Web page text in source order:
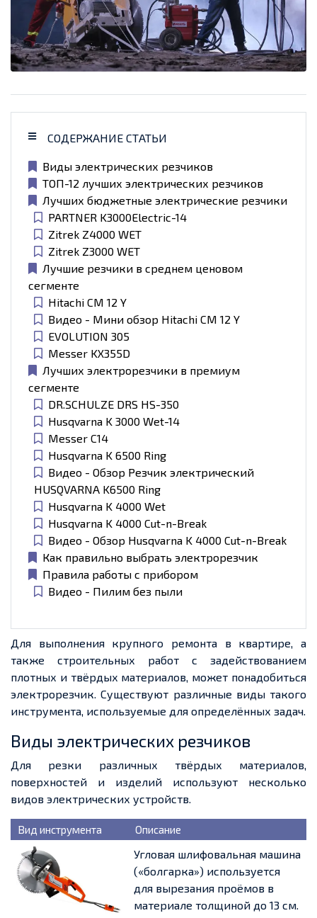
СОДЕРЖАНИЕ СТАТЬИ
Виды электрических резчиков
ТОП-12 лучших электрических резчиков
Лучших бюджетные электрические резчики
PARTNER K3000Electric-14
Zitrek Z4000 WET
Zitrek Z3000 WET
Лучшие резчики в среднем ценовом
сегменте
Hitachi CM 12 Y
Видео - Мини обзор Hitachi CM 12 Y
EVOLUTION 305
Messer KX355D
Лучших электрорезчики в премиум
сегменте
DR.SCHULZE DRS HS-350
Husqvarna K 3000 Wet-14
Messer C14
Husqvarna K 6500 Ring
Видео - Обзор Резчик электрический
HUSQVARNA K6500 Ring
Husqvarna K 4000 Wet
Husqvarna K 4000 Cut-n-Break
Видео - Обзор Husqvarna K 4000 Cut-n-Break
Как правильно выбрать электрорезчик
Правила работы с прибором
Видео - Пилим без пыли
Для выполнения крупного ремонта в квартире, а
также строительных работ с задействованием
плотных и твёрдых материалов, может понадобиться
электрорезчик. Существуют различные виды такого
инструмента, используемые для определённых задач.
Виды электрических резчиков
Для резки различных твёрдых материалов,
поверхностей и изделий используют несколько
видов электрических устройств.
Вид инструмента Описание
Угловая шлифовальная машина
(«болгарка») используется
для вырезания проёмов в
материале толщиной до 13 см.